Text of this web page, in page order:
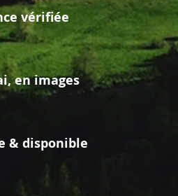
vérifiée
en images
& disponible